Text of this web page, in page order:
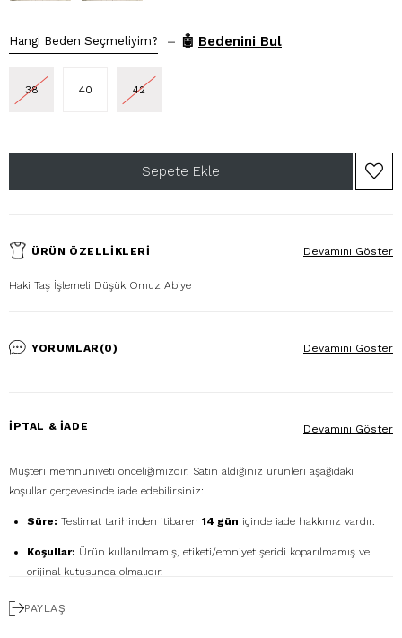
Hangi Beden Seçmeliyim? – 🤖 Bedenini Bul
38 40 42
ÜRÜN ÖZELLIKLERI
Haki Taş İşlemeli Düşük Omuz Abiye
Devamını Göster
YORUMLAR (0) Devamını Göster
İPTAL & İADE
Müşteri memnuniyeti önceliğimizdir. Satın aldığınız ürünleri aşağıdaki
koşullar çerçevesinde iade edebilirsiniz:
Süre: Teslimat tarihinden itibaren 14 gün içinde iade hakkınız vardır.
Koşullar: Ürün kullanılmamış, etiketi/emniyet şeridi koparılmamış ve
orijinal kutusunda olmalıdır.
Ücretsiz Gönderim:
Devamını Göster
PAYLAŞ